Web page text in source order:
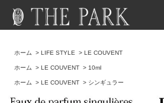
ホーム >LIFE STYLE >LE COUVENT
ホーム >LE COUVENT > 10ml
ホーム >LE COUVENT > シンギュラー